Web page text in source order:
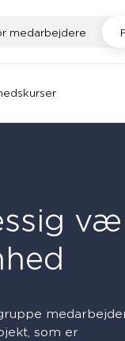
medarbejdere
som er